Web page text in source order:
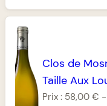
Clos de
Taille Aux
Prix : 58,00 € -